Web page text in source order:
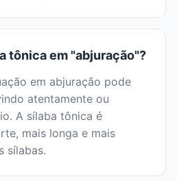
tônica em "abjuração"?
em abjuração pode
atentamente ou
A sílaba tônica é
mais longa e mais
sílabas.